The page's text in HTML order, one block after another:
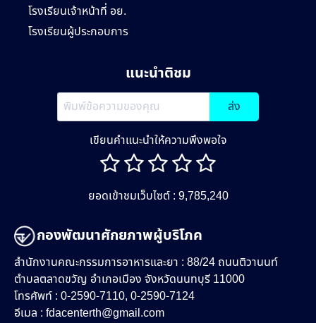
โรงเรียนเจ้าหน้าที่ อย.
โรงเรียนผู้ประกอบการ
แนะนำติชม
ส่ง
เขียนคำแนะนำให้ความพึงพอใจ
ยอดเข้าชมเว็บไซต์ : 9,785,240
กองพัฒนาศักยภาพผู้บริโภค
สำนักงานคณะกรรมการอาหารและยา : 88/24 ถนนติวานนท์
ตำบลตลาดขวัญ อำเภอเมือง จังหวัดนนทบุรี 11000
โทรศัพท์ : 0-2590-7110, 0-2590-7124
อีเมล : fdacenterth@gmail.com